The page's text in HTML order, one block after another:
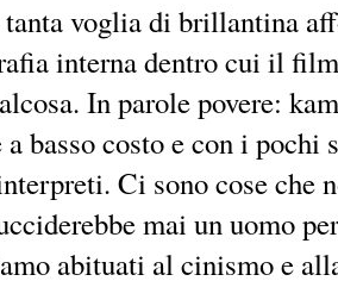
voglia di brillantina
interna dentro cui il
In parole povere:
basso costo e con i pochi
Ci sono cose che
mai un uomo
abituati al cinismo e